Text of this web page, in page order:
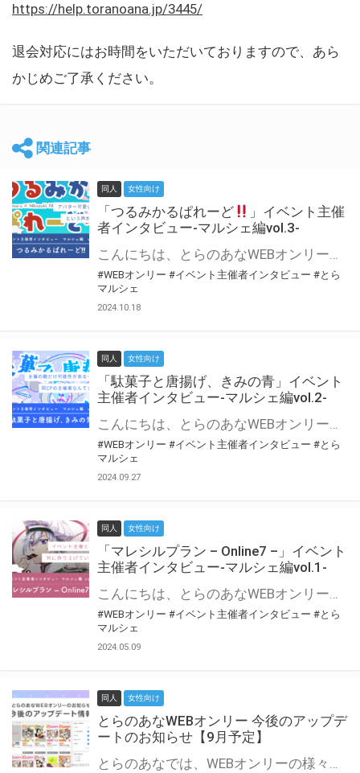
https://help.toranoana.jp/3445/
退会対応にはお時間をいただいておりますので、あら
かじめご了承ください。
関連記事
同人 女性向け
「つるみかるぱれーど
」イベント主催
者インタビュー-マルシェ編vol.3-
こんにちは、とらのあなWEBオンリー運営スタッフです。 新たにお届けする、イベント主催者インタビュー-マルシェ編-は、 とらのあなWEBオンリー「マルシェ」をご利用した主催様に 「マルシェ」を使って開催した感想や心がけをお聞きする企画です。 今回は、WEBオンリー初開催「つるみかるぱれーど
#WEBオンリー #イベント主催者インタビュー #とら
マルシェ
2024.10.18
同人 女性向け
「駄菓子と唐揚げ、きみの青」イベント
主催者インタビュー-マルシェ編vol.2-
こんにちは、とらのあなWEBオンリー運営スタッフです。 新たにお届けする、イベント主催者インタビュー-マルシェ編-は、 とらのあなWEBオンリー「マルシェ」をご利用の主催様に 「マルシェ」を使ってイベントを開催した感想や心がけをお聞きする企画です。 今回は、WEBオンリー初開催「駄菓子と唐揚げ、きみの青」より、 主催のぎこ六屋様にお話を伺いました。 協力：ぎこ六屋様／イベント公式Twitter（@krkgwks） とらのあなWEBオンリー「マルシェ」とは？ WEBオンリーでリアルタイムでコミュニケーションがとれるオンライン会場です。
#WEBオンリー #イベント主催者インタビュー #とら
マルシェ
2024.09.27
同人 女性向け
「マレシルプラン – Online7 –」イベント
主催者インタビュー-マルシェ編vol.1-
こんにちは、とらのあなWEBオンリー運営スタッフです。 新たにお届けする、イベント主催者インタビュー-マルシェ編-は、 とらのあなWEBオンリー「マルシェ」をご利用した主催様に 「マルシェ」を使って開催した感想や心がけをお聞きする企画です。 今回は、WEBオンリー開催7回目迎えた「マレシルプラン – Online7 –」より、 主催の玉川うた様にお話を伺いました。 ▼マレシルプランのインタビュー前回記事 「イベント主催者インタビュー vol.6」はこちら 協力：玉川うた様（マレシルプラン実行委員会 代表）／イベント公式Twitter（@mallesil_plan） とらのあなWEBオンリー「マルシェ」とは？ WEBオンリーでリアルタイムでコミュニケーションがとれるオンライン会場です。
#WEBオンリー #イベント主催者インタビュー #とら
マルシェ
2024.05.09
同人 女性向け
とらのあなWEBオンリー 今後のアップデ
ートのお知らせ【9月予定】
とらのあなでは、WEBオンリーの様々な支援を実施しています。 今回は2021年9月に実装を予定しているアップデート情報についてご紹介いたします。 とらのあなWEBオンリーサイトはこちら